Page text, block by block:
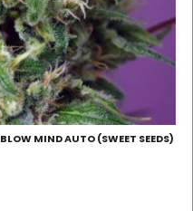
BLOW MIND AUTO (SWEET SEEDS)